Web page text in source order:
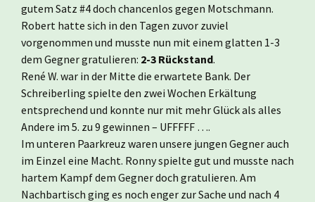
gutem Satz #4 doch chancenlos gegen Motschmann.
Robert hatte sich in den Tagen zuvor zuviel
vorgenommen und musste nun mit einem glatten 1-3
dem Gegner gratulieren: 2-3 Rückstand.
René W. war in der Mitte die erwartete Bank. Der
Schreiberling spielte den zwei Wochen Erkältung
entsprechend und konnte nur mit mehr Glück als alles
Andere im 5. zu 9 gewinnen – UFFFFF ….
Im unteren Paarkreuz waren unsere jungen Gegner auch
im Einzel eine Macht. Ronny spielte gut und musste nach
hartem Kampf dem Gegner doch gratulieren. Am
Nachbartisch ging es noch enger zur Sache und nach 4